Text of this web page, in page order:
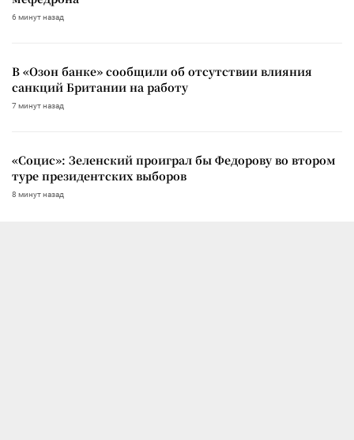
6 минут назад
В «Озон банке» сообщили об отсутствии влияния
санкций Британии на работу
7 минут назад
«Социс»: Зеленский проиграл бы Федорову во втором
туре президентских выборов
8 минут назад